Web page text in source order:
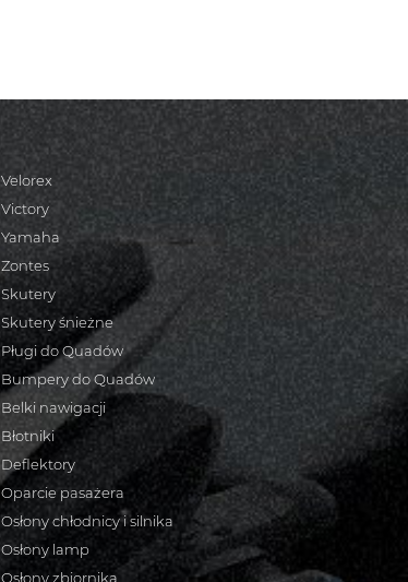
Velorex
Victory
Yamaha
Zontes
Skutery
Skutery śnieżne
Pługi do Quadów
Bumpery do Quadów
Belki nawigacji
Błotniki
Deflektory
Oparcie pasażera
Osłony chłodnicy i silnika
Osłony lamp
Osłony zbiornika